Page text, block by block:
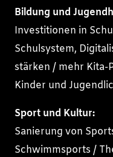
Bildung und
Investitionen in
Schulsystem,
stärken / mehr Kita-
Kinder und
Sport und Kultur:
Sanierung von
Schwimmsports /